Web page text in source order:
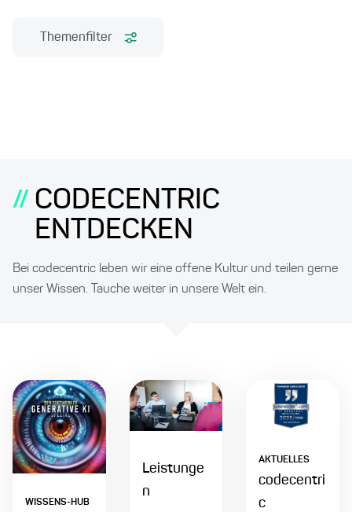
Themenfilter
// CODECENTRIC
ENTDECKEN
Bei codecentric leben wir eine offene Kultur und teilen gerne
unser Wissen. Tauche weiter in unsere Welt ein.
WISSENS-HUB
Leistunge
n
AKTUELLES
codecentri
c